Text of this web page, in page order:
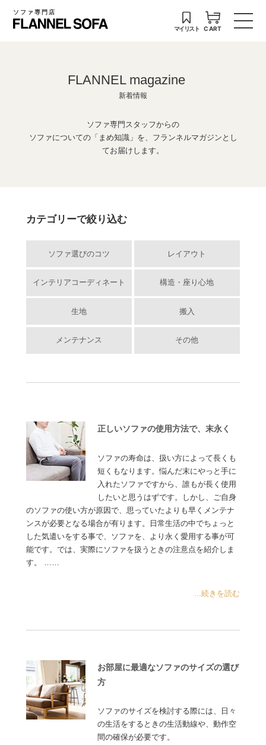
ソファ専門店
マイリスト CART
FLANNEL magazine
新着情報
ソファ専門スタッフからの
ソファについての「まめ知識」を、フランネルマガジンとし
てお届けします。
カテゴリーで絞り込む
ソファ選びのコツ レイアウト
インテリアコーディネート 構造・座り心地
生地 搬入
メンテナンス その他
正しいソファの使用方法で、末永く
ソファの寿命は、扱い方によって長くも
短くもなります。悩んだ末にやっと手に
入れたソファですから、誰もが長く使用
したいと思うはずです。しかし、ご自身
のソファの使い方が原因で、思っていたよりも早くメンテナ
ンスが必要となる場合が有ります。日常生活の中でちょっと
した気遣いをする事で、ソファを、より永く愛用する事が可
能です。では、実際にソファを扱うときの注意点を紹介しま
す。 ……
...続きを読む
お部屋に最適なソファのサイズの選び
方
ソファのサイズを検討する際には、日々
の生活をするときの生活動線や、動作空
間の確保が必要です。